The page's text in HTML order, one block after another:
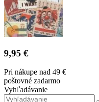
9,95 €
Pri nákupe nad 49 €
poštovné zadarmo
Vyhľadávanie